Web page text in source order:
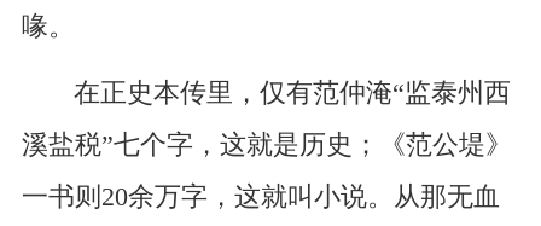
喙。
在正史本传里，仅有范仲淹“监泰州西
溪盐税”七个字，这就是历史；《范公堤》
一书则20余万字，这就叫小说。从那无血